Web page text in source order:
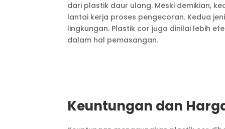
dari plastik daur ulang. Meski demikian,
lantai kerja proses pengecoran. Kedua
lingkungan. Plastik cor juga dinilai lebih
dalam hal pemasangan.
Keuntungan dan